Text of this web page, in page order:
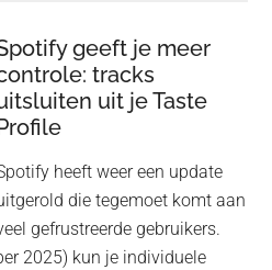
geeft je meer
tracks
uit je Taste
heeft weer een update
die tegemoet komt aan
gefrustreerde gebruikers.
2025) kun je individuele